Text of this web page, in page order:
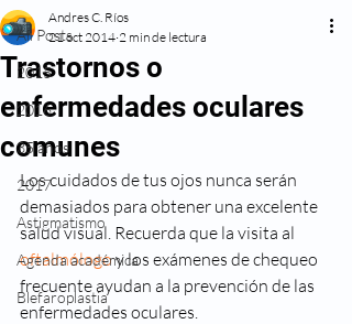
All Posts
2015
2016
35 años
2017
Astigmatismo
Agenda académica
Blefaroplastia
Trastornos o
enfermedades oculares
comunes
Andres C. Ríos
21 oct 2014 2 min de lectura
Los cuidados de tus ojos nunca serán
demasiados para obtener una excelente
salud visual. Recuerda que la visita al
oftalmólogo y los exámenes de chequeo
frecuente ayudan a la prevención de las
enfermedades oculares.